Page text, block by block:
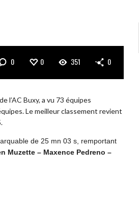
0 0 351 0
l’AC Buxy, a vu 73 équipes
Le meilleur classement revient
de 25 mn 03 s, remportant
Muzette – Maxence Pedreno –